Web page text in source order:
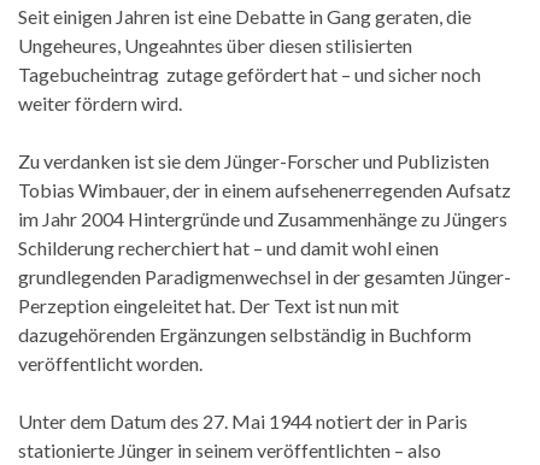
Seit einigen Jahren ist eine Debatte in Gang geraten, die
Ungeheures, Ungeahntes über diesen stilisierten
Tagebucheintrag zutage gefördert hat – und sicher noch
weiter fördern wird.
Zu verdanken ist sie dem Jünger-Forscher und Publizisten
Tobias Wimbauer, der in einem aufsehenerregenden Aufsatz
im Jahr 2004 Hintergründe und Zusammenhänge zu Jüngers
Schilderung recherchiert hat – und damit wohl einen
grundlegenden Paradigmenwechsel in der gesamten Jünger-
Perzeption eingeleitet hat. Der Text ist nun mit
dazugehörenden Ergänzungen selbständig in Buchform
veröffentlicht worden.
Unter dem Datum des 27. Mai 1944 notiert der in Paris
stationierte Jünger in seinem veröffentlichten – also